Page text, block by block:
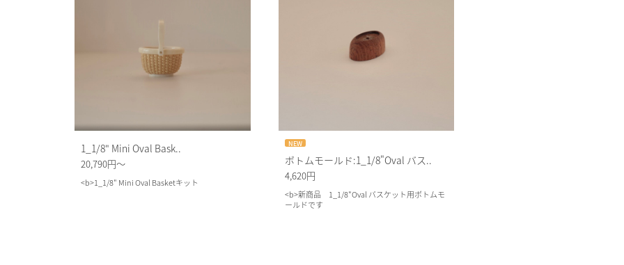
1_1/8" Mini Oval Bask..
20,790円～
<b>1_1/8" Mini Oval Basketキット
NEW
ボトムモールド:1_1/8"Oval バス..
4,620円
<b>新商品 1_1/8"Oval バスケット用ボトムモ
ールドです